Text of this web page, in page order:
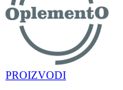
PROIZVODI